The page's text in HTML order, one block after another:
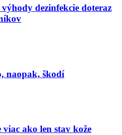
dezinfekcie doteraz
naopak, škodí
ako len stav kože